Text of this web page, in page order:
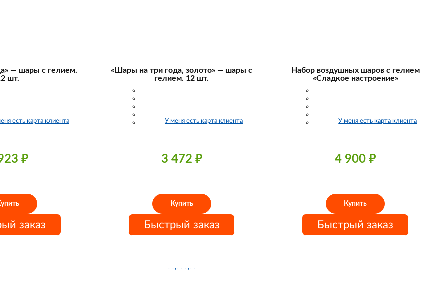
— шары с гелием.
шт.
есть карта клиента
₽
заказ
«Шары на три года, золото» — шары с
гелием. 12 шт.
У меня есть карта клиента
3 472 ₽
Купить
Быстрый заказ
Набор воздушных шаров с гелием
«Сладкое настроение»
У меня есть карта клиента
4 900₽
Купить
Быстрый заказ